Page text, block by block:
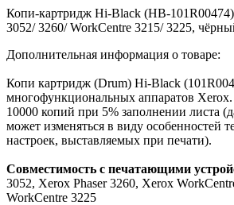
Копи-картридж Hi-Black (HB-101R00474)
3052/ 3260/ WorkCentre 3215/ 3225,
Дополнительная информация о товаре:
Копи картридж (Drum) Hi-Black
многофункциональных аппаратов Xerox.
10000 копий при 5% заполнении листа
может изменяться в виду особенностей
настроек, выставляемых при печати).
Совместимость с печатающими
3052, Xerox Phaser 3260, Xerox
WorkCentre 3225